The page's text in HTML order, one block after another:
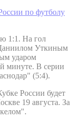
по футболу
1:1. На гол
Уткиным
ударом
минуте. В серии
(5:4).
России будет
19 августа. За